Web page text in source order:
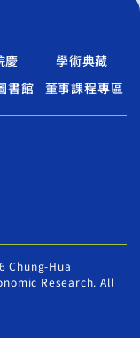
慶
學術典藏
書館
董事課程專區
Chung-Hua
Research. All